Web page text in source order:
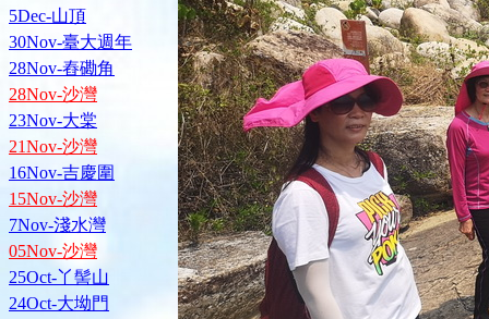
5Dec-山頂
30Nov-臺大週年
28Nov-舂磡角
28Nov-沙灣
23Nov-大棠
21Nov-沙灣
16Nov-吉慶圍
15Nov-沙灣
7Nov-淺水灣
05Nov-沙灣
25Oct-丫髻山
24Oct-大坳門